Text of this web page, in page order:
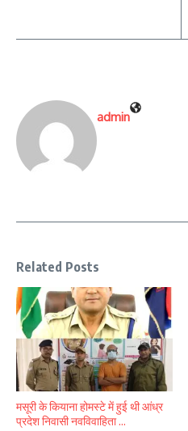
admin
Related Posts
मसूरी के कियाना होमस्टे में हुई थी आंध्र
प्रदेश निवासी नवविवाहिता ...